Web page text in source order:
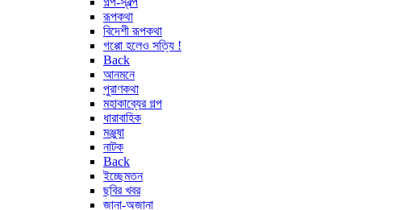
রূপকথা
বিদেশী রূপকথা
গপ্পো হলেও সত্যি !
Back
আনমনে
পুরাণকথা
মহাকাব্যের গল্প
ধারাবাহিক
মঞ্জুষা
নাটক
Back
ইচ্ছেমতন
ছবির খবর
জানা-অজানা